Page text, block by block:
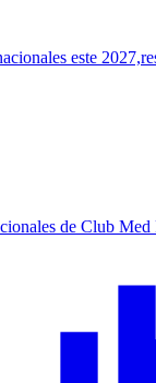
este 2027,r
de Club Med